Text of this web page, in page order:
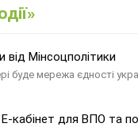
від Мінсоцполітики
мережа єдності
кабінет для ВПО та